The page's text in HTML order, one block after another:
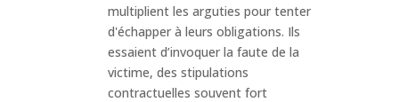
multiplient les arguties pour tenter
d'échapper à leurs obligations. Ils
essaient d’invoquer la faute de la
victime, des stipulations
contractuelles souvent fort